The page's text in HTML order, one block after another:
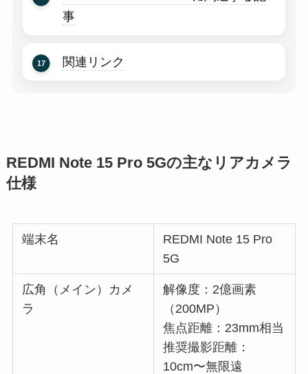
事
関連リンク
REDMI Note 15 Pro 5Gの主なリアカメラ
仕様
端末名
REDMI Note 15 Pro
5G
広角（メイン）カメ
ラ
解像度：2億画素
（200MP）
焦点距離：23mm相当
推奨撮影距離：
10cm〜無限遠